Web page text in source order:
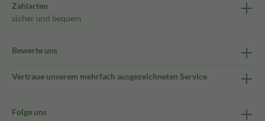
Zahlarten
sicher und bequem
Bewerte uns
Vertraue unserem mehrfach ausgezeichneten Service
Folge uns